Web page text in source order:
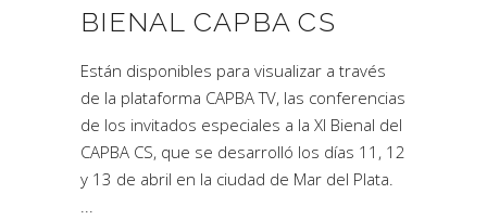
BIENAL CAPBA CS
Están disponibles para visualizar a través
de la plataforma CAPBA TV, las conferencias
de los invitados especiales a la XI Bienal del
CAPBA CS, que se desarrolló los días 11, 12
y 13 de abril en la ciudad de Mar del Plata.